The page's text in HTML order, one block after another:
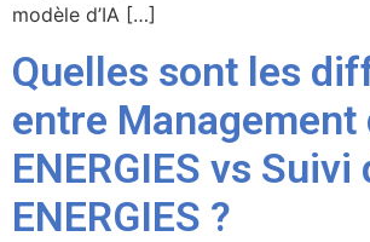
modèle d’IA […]
Quelles sont les
entre Management
ENERGIES vs Suivi
ENERGIES ?